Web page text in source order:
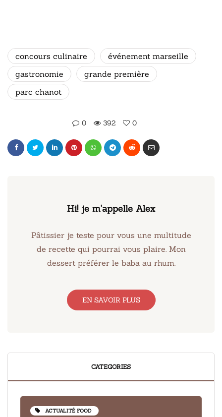
concours culinaire
événement marseille
gastronomie
grande première
parc chanot
0 392 0
Hi! je m'appelle Alex
Pâtissier je teste pour vous une multitude
de recette qui pourrai vous plaire. Mon
dessert préférer le baba au rhum.
EN SAVOIR PLUS
CATEGORIES
ACTUALITÉ FOOD